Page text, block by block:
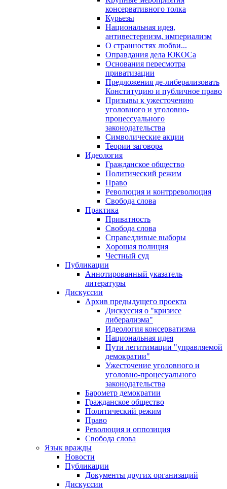
консервативного толка
Курьезы
Национальная идея,
антивестернизм, империализм
О странностях любви...
Оправдания дела ЮКОСа
Основания пересмотра
приватизации
Предложения де-либерализовать
Конституцию и публичное право
Призывы к ужесточению
уголовного и уголовно-
процессуального
законодательства
Символические акции
Теории заговора
Идеология
Гражданское общество
Политический режим
Право
Революция и контрреволюция
Свобода слова
Практика
Приватность
Свобода слова
Справедливые выборы
Хорошая полиция
Честный суд
Публикации
Аннотированный указатель
литературы
Дискуссии
Архив предыдущего проекта
Дискуссия о "кризисе
либерализма"
Идеология консерватизма
Национальная идея
Пути легитимации "управляемой
демократии"
Ужесточение уголовного и
уголовно-процесуального
законодательства
Барометр демократии
Гражданское общество
Политический режим
Право
Революция и оппозиция
Свобода слова
Язык вражды
Новости
Публикации
Документы других организаций
Дискуссии